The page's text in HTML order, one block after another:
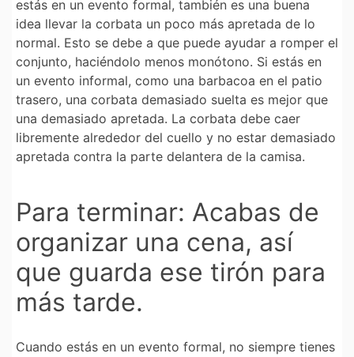
estás en un evento formal, también es una buena
idea llevar la corbata un poco más apretada de lo
normal. Esto se debe a que puede ayudar a romper el
conjunto, haciéndolo menos monótono. Si estás en
un evento informal, como una barbacoa en el patio
trasero, una corbata demasiado suelta es mejor que
una demasiado apretada. La corbata debe caer
libremente alrededor del cuello y no estar demasiado
apretada contra la parte delantera de la camisa.
Para terminar: Acabas de
organizar una cena, así
que guarda ese tirón para
más tarde.
Cuando estás en un evento formal, no siempre tienes